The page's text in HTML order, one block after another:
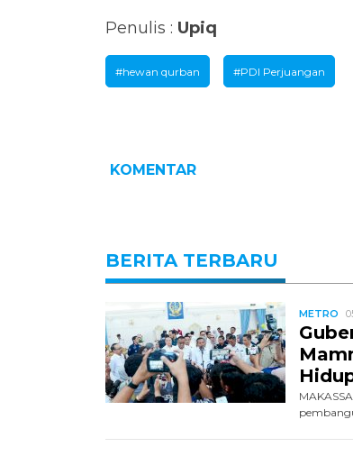
Penulis : Upiq
#hewan qurban #PDI Perjuangan
KOMENTAR
BERITA TERBARU
METRO